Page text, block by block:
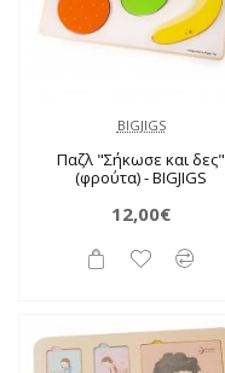
BIGJIGS
Παζλ "Σήκωσε και δες"
(φρούτα) - BIGJIGS
12,00€